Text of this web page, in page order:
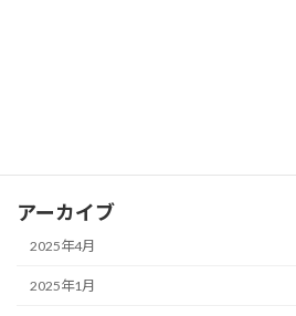
アーカイブ
2025年4月
2025年1月